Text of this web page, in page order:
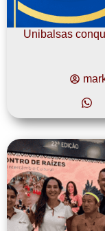
Unibalsas